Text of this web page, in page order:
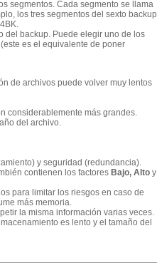
segmentos. Cada segmento se llama
los tres segmentos del sexto backup
del backup. Puede elegir uno de los
es el equivalente de poner
de archivos puede volver muy lentos
considerablemente más grandes.
del archivo.
y seguridad (redundancia).
contienen los factores Bajo, Alto y
para limitar los riesgos en caso de
más memoria.
la misma información varias veces.
es lento y el tamaño del